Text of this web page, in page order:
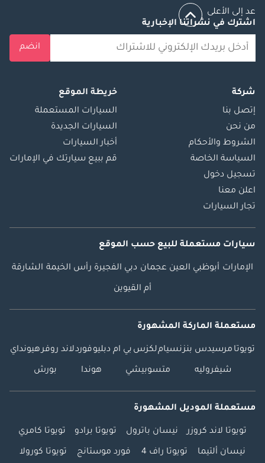
عد إلى الأعلى
اشترك في نشراتنا الإخبارية
انضم
شركة
إتصل بنا
من نحن
الشروط والأحكام
السياسة الخاصة
تسجيل دخول
اعلن معنا
تجار السيارات
خريطة الموقع
السيارات المستعملة
السيارات الجديدة
أخبار السيارات
قم ببيع سيارتك في الإمارات
سيارات مستعملة للبيع حسب الموقع
الإمارات أبوظبي العين عجمان دبي الفجيرة رأس الخيمة الشارقة
أم القيوين
مستعملة الماركة المشهورة
تويوتا مرسيدس بنزنسياملكزس بي ام دبليوفوردلاند روفرهيونداي
شيفروليه متسوبيشي هوندا بورش
مستعملة الموديل المشهورة
تويوتا لاند كروزر نيسان باترول تويوتا برادو تويوتا كامري
نيسان ألتيما تويوتا راف 4 فورد موستانج تويوتا كورولا